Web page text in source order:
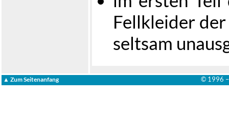
Fellkleider
seltsam
▲ Zum Seitenanfang © 1996